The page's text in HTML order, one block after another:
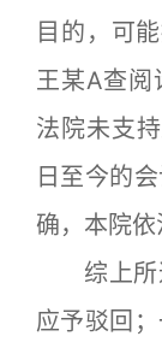
目的，可
王某A查阅
法院未支
日至今的
确，本院依
综上所述
应予驳回